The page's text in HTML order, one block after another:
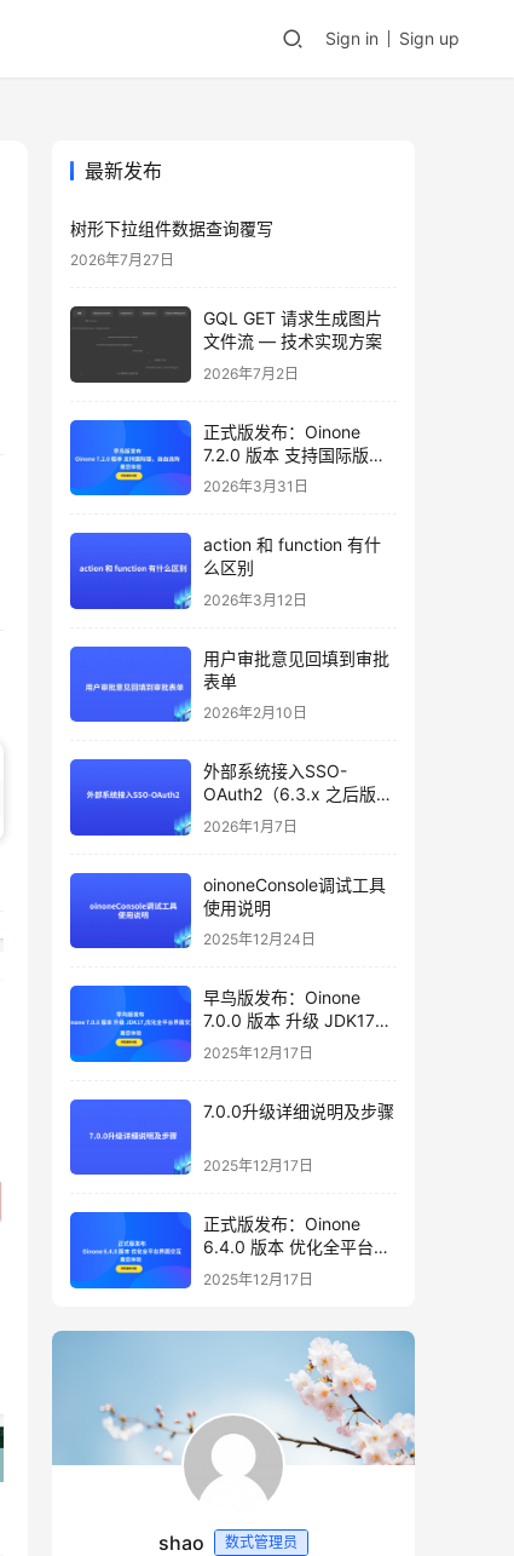
Sign in Sign up
最新发布
树形下拉组件数据查询覆写
2026年7月27日
GQL GET 请求生成图片
文件流 — 技术实现方案
2026年7月2日
正式版发布：Oinone
7.2.0 版本 支持国际版，
自由选购，邀您体验
2026年3月31日
action 和 function 有什
么区别
2026年3月12日
用户审批意见回填到审批
表单
2026年2月10日
外部系统接入SSO-
OAuth2（6.3.x 之后版本
支持）
2026年1月7日
oinoneConsole调试工具
使用说明
2025年12月24日
早鸟版发布：Oinone
7.0.0 版本 升级 JDK17，
优化全平台界面交互，邀
您体验
2025年12月17日
7.0.0升级详细说明及步骤
2025年12月17日
正式版发布：Oinone
6.4.0 版本 优化全平台界
面交互，邀您体验
2025年12月17日
shao 数式管理员